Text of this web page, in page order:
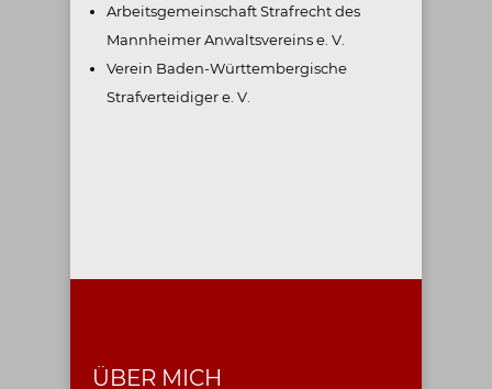
Arbeitsgemeinschaft Strafrecht des
Mannheimer Anwaltsvereins e. V.
Verein Baden-Württembergische
Strafverteidiger e. V.
ÜBER MICH